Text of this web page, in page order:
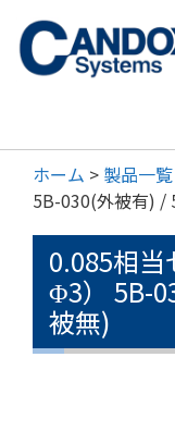
へ
ホーム > 製品一覧
5B-030(外被有) /
0.085相
Φ3） 5B-
被無)